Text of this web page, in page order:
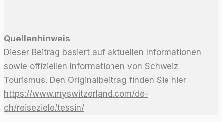
Quellenhinweis
Dieser Beitrag basiert auf aktuellen Informationen
sowie offiziellen Informationen von Schweiz
Tourismus. Den Originalbeitrag finden Sie hier
https://www.myswitzerland.com/de-
ch/reiseziele/tessin/